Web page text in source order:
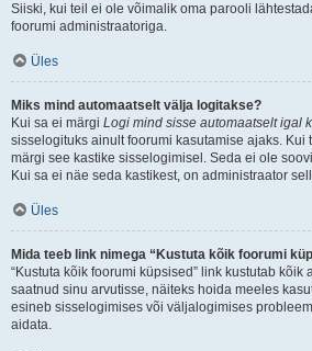
Siiski, kui teil ei ole võimalik oma parooli
foorumi administraatoriga.
Üles
Miks mind automaatselt välja logitakse?
Kui sa ei märgi Logi mind sisse automaatselt igal
sisselogituks ainult foorumi kasutamise ajaks.
märgi see kastike sisselogimisel. Seda ei ole
Kui sa ei näe seda kastikest, on administraator
Üles
Mida teeb link nimega “Kustuta kõik foorumi
“Kustuta kõik foorumi küpsised” link kustutab kõik
saatnud sinu arvutisse, näiteks hoida meeles
esineb sisselogimises või väljalogimises
aidata.